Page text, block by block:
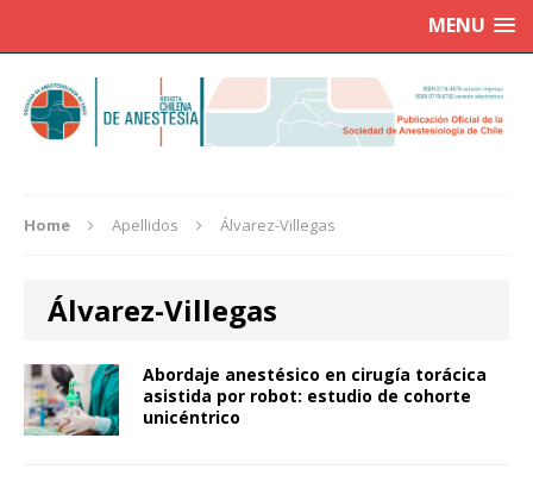
MENU
Home Apellidos Álvarez-Villegas
Álvarez-Villegas
Abordaje anestésico en cirugía torácica
asistida por robot: estudio de cohorte
unicéntrico